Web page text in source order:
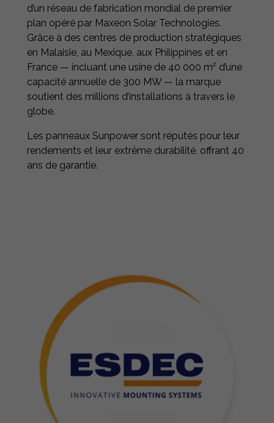
d’un réseau de fabrication mondial de premier
plan opéré par Maxeon Solar Technologies.
Grâce à des centres de production stratégiques
en Malaisie, au Mexique, aux Philippines et en
France — incluant une usine de 40 000 m² d’une
capacité annuelle de 300 MW — la marque
soutient des millions d’installations à travers le
globe.
Les panneaux Sunpower sont réputés pour leur
rendements et leur extrême durabilité, offrant 40
ans de garantie.